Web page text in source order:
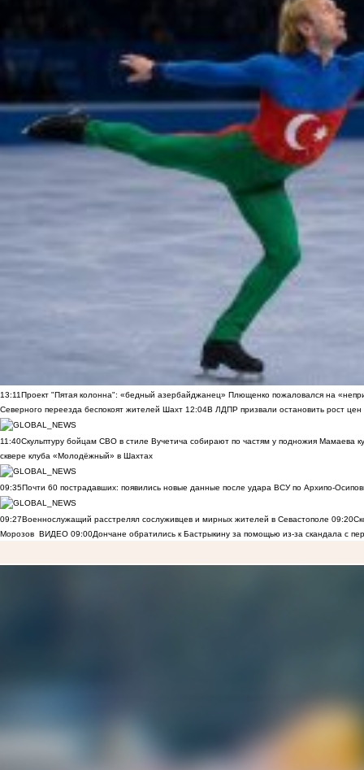
13:11Проект "Пятая колонна": «бедный азербайджанец» Плющенко пожаловался на
Северного переезда беспокоят жителей Шахт 12:04В ЛДПР призвали остановить рост цен
11:40Скульптуру бойцам СВО в стиле Вучетича собирают по частям у подножия Мамаева
сквере клуба «Молодёжный» в Шахтах
09:35Почти 60 пострадавших: появились новые данные после удара ВСУ по Архипо-
09:27Военнослужащий расстрелял сослуживцев и мирных жителей в Севастополе 09:20
Морозов
ВИДЕО 09:00Дончане обратились к Бастрыкину за помощью из-за скандала с